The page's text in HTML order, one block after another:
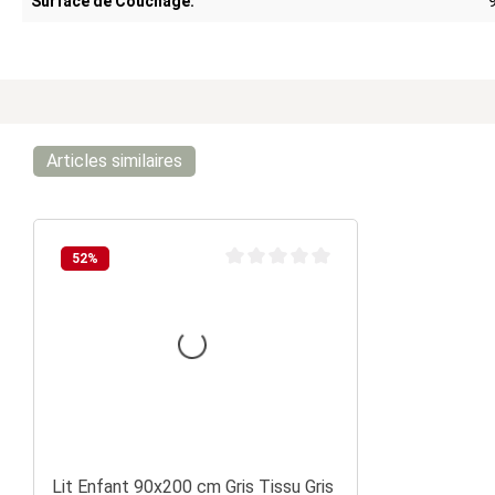
Articles similaires
52%
Lit Enfant 90x200 cm Gris Tissu Gris